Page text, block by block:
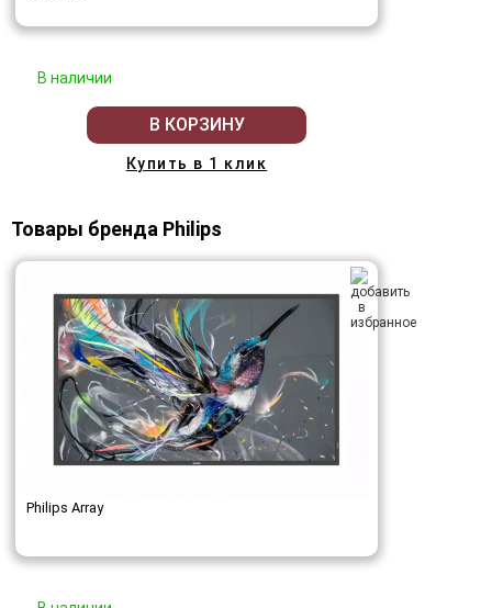
В наличии
В КОРЗИНУ
Купить в 1 клик
Товары бренда Philips
Philips Array